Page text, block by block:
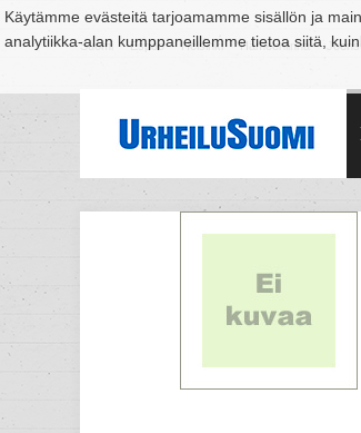
Käytämme evästeitä tarjoamamme sisällön ja
analytiikka-alan kumppaneillemme tietoa siitä,
Suomi Espoo Helsinki Hämeenlinna